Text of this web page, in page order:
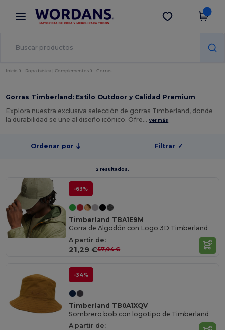
× App de Wordans
¡Mejores precios en app!
Descargar app
Inicio Ropa básica | Complementos Gorras
Gorras Timberland: Estilo Outdoor y Calidad Premium
Explora nuestra exclusiva selección de gorras Timberland, donde
la durabilidad se une al diseño icónico. Ofre…Ver más
Ordenar por Filtrar ✓
2 resultados.
-63%
Timberland TBA1E9M
Gorra de Algodón con Logo 3D Timberland
A partir de:
21,29 €57,94 €
-34%
Timberland TB0A1XQV
Sombrero bob con logotipo de Timberland
A partir de: